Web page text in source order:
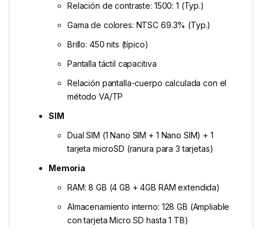
Relación de contraste: 1500: 1 (Typ.)
Gama de colores: NTSC 69.3% (Typ.)
Brillo: 450 nits (típico)
Pantalla táctil capacitiva
Relación pantalla-cuerpo calculada con el
método VA/TP
SIM
Dual SIM (1 Nano SIM + 1 Nano SIM) + 1
tarjeta microSD (ranura para 3 tarjetas)
Memoria
RAM: 8 GB (4 GB + 4GB RAM extendida)
Almacenamiento interno: 128 GB (Ampliable
con tarjeta Micro SD hasta 1 TB)